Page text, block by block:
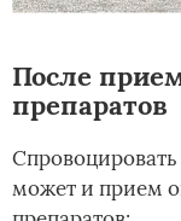
После
препаратов
может и прием